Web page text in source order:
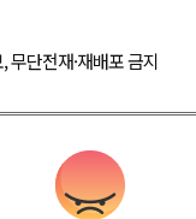
단전재·재배포 금지